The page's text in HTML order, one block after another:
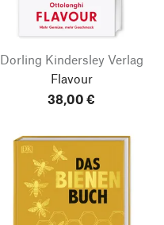
Dorling Kindersley Verlag
Flavour
38,00 €